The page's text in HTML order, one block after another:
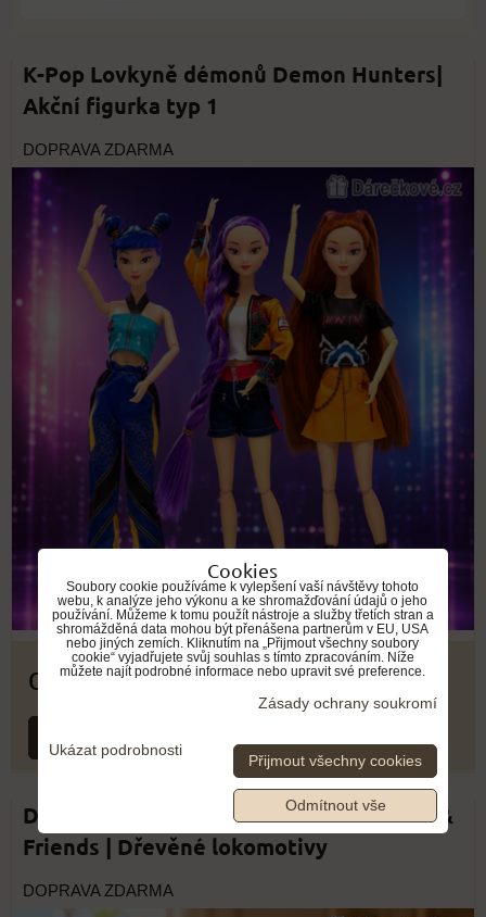
K-Pop Lovkyně démonů Demon Hunters|
Akční figurka typ 1
DOPRAVA ZDARMA
od 459 Kč
Dřevěné vláčky Mašinka Tomáš Thomas &
Friends | Dřevěné lokomotivy
DOPRAVA ZDARMA
Cookies
Soubory cookie používáme k vylepšení vaší návštěvy tohoto
webu, k analýze jeho výkonu a ke shromažďování údajů o jeho
používání. Můžeme k tomu použít nástroje a služby třetích stran a
shromážděná data mohou být přenášena partnerům v EU, USA
nebo jiných zemích. Kliknutím na „Přijmout všechny soubory
cookie“ vyjadřujete svůj souhlas s tímto zpracováním. Níže
můžete najít podrobné informace nebo upravit své preference.
Zásady ochrany soukromí
Ukázat podrobnosti
Přijmout všechny cookies
Odmítnout vše